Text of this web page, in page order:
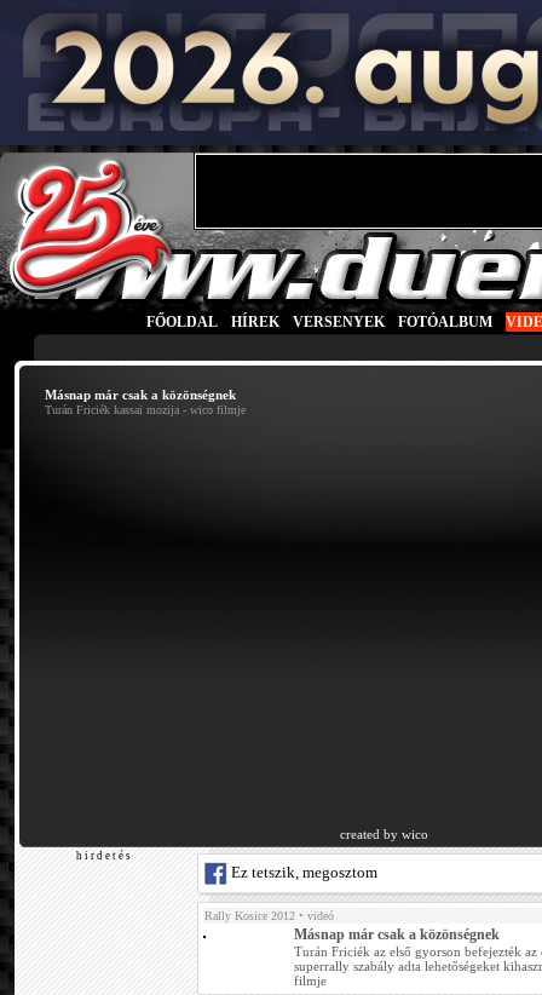
FŐOLDAL HÍREK VERSENYEK FOTÓALBUM
Másnap már csak a közönségnek
Turán Friciék kassai mozija - wico filmje
created by wico
h i r d e t é s
Ez tetszik, megosztom
Rally Kosice 2012 • videó
Másnap már csak a közönségnek
Turán Friciék az első gyorson befejezték az
superrally szabály adta lehetőségeket
filmje